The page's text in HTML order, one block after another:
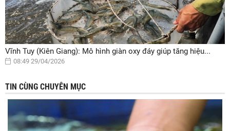
Vĩnh Tuy (Kiên Giang): Mô hình giàn oxy đáy giúp tăng hiệu...
08:49 29/04/2026
TIN CÙNG CHUYÊN MỤC